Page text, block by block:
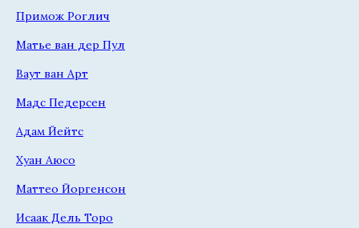
Примож Роглич
Матье ван дер Пул
Ваут ван Арт
Мадс Педерсен
Адам Йейтс
Хуан Аюсо
Маттео Йоргенсон
Исаак Дель Торо